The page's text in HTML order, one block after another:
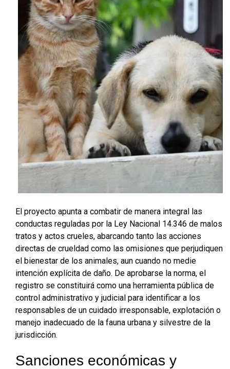
El proyecto apunta a combatir de manera integral las
conductas reguladas por la Ley Nacional 14.346 de malos
tratos y actos crueles, abarcando tanto las acciones
directas de crueldad como las omisiones que perjudiquen
el bienestar de los animales, aun cuando no medie
intención explícita de daño. De aprobarse la norma, el
registro se constituirá como una herramienta pública de
control administrativo y judicial para identificar a los
responsables de un cuidado irresponsable, explotación o
manejo inadecuado de la fauna urbana y silvestre de la
jurisdicción.
Sanciones económicas y